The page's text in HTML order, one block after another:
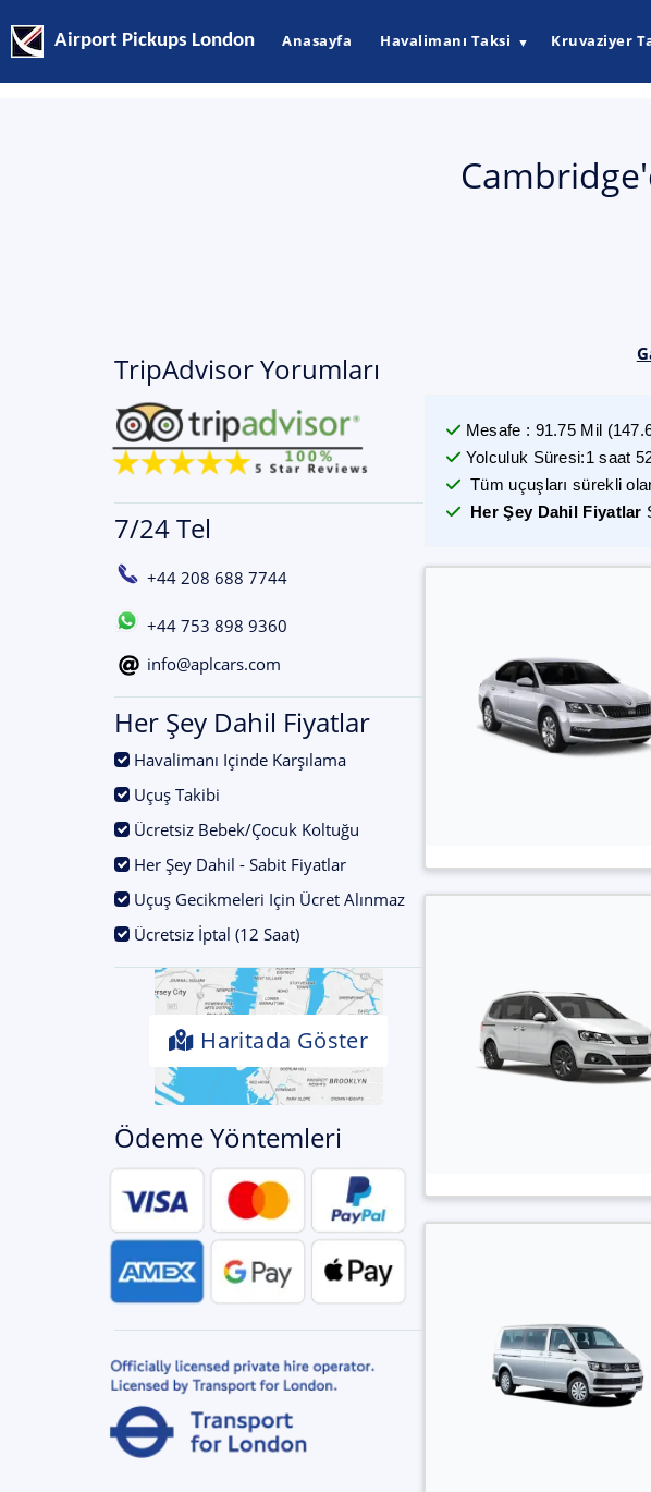
Airport Pickups London Anasayfa Havalimanı Taksi ▼ Kruvaziyer
TripAdvisor Yorumları
7/24 Tel
+44 208 688 7744
+44 753 898 9360
info@aplcars.com
Her Şey Dahil Fiyatlar
Havalimanı Içinde Karşılama
Uçuş Takibi
Ücretsiz Bebek/Çocuk Koltuğu
Her Şey Dahil - Sabit Fiyatlar
Uçuş Gecikmeleri Için Ücret Alınmaz
Ücretsiz İptal (12 Saat)
Haritada Göster
Ödeme Yöntemleri
Mesafe : 91.75 Mil (
Yolculuk Süresi:1 saat
Tüm uçuşları sürekli
Her Şey Dahil Fiyatlar